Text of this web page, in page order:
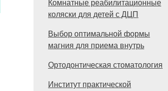
Комнатные реабилитационные
коляски для детей с ДЦП
Выбор оптимальной формы
магния для приема внутрь
Ортодонтическая стоматология
Институт практической